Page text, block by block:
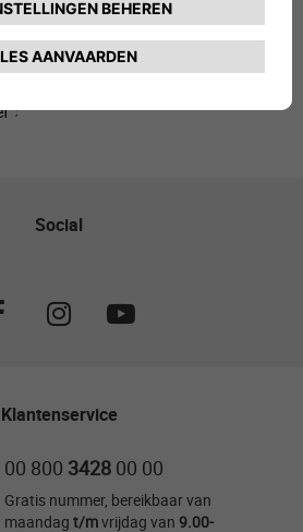
Social
Klantenservice
00 800 342800 00
Gratis nummer, bereikbaar van
maandag t/mvrijdag van 9.00-